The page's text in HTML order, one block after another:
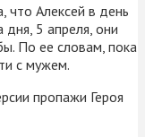
что Алексей в день
5 апреля, они
По ее словам, пока
с мужем.
пропажи Героя